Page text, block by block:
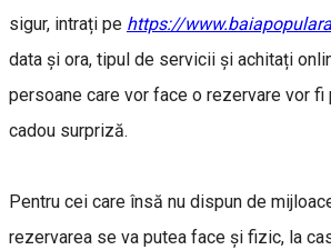
sigur, intrați pe https://
data și ora, tipul de servicii și achitați
persoane care vor face o rezervare vor fi
cadou surpriză.
Pentru cei care însă nu dispun de
rezervarea se va putea face și fizic, la